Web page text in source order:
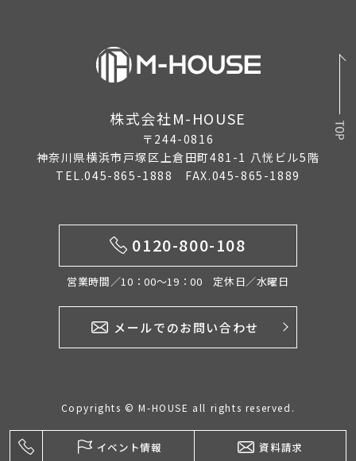
イベント情報 資料請求
2025年11月
2025年9月
2025年8月
2025年7月
2025年5月
2025年4月
2025年2月
2024年12月
2024年11月
株式会社M-HOUSE
〒244-0816
神奈川県横浜市戸塚区上倉田町481-1 八恍ビル5階
TEL.045-865-1888 FAX.045-865-1889
0120-800-108
営業時間／10：00〜19：00 定休日／水曜日
メールでのお問い合わせ
Copyrights © M-HOUSE all rights reserved.